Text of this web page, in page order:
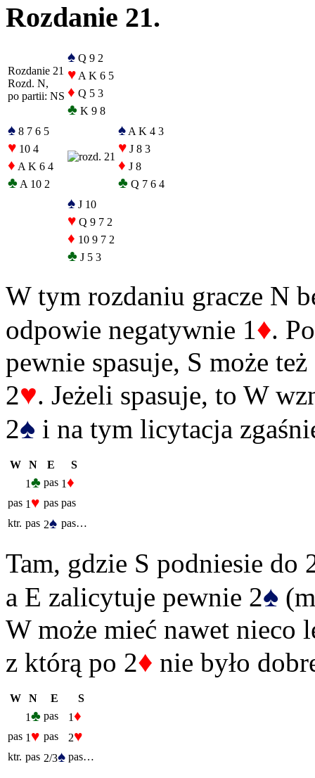
Rozdanie 21.
Rozdanie 21
Rozd. N,
po partii: NS
♠ Q 9 2
♥ A K 6 5
♦ Q 5 3
♣ K 9 8
♠ 8 7 6 5
♥ 10 4
♦ A K 6 4
♣ A 10 2
♠ A K 4 3
♥ J 8 3
♦ J 8
♣ Q 7 6 4
♠ J 10
♥ Q 9 7 2
♦ 10 9 7 2
♣ J 5 3
W tym rozdaniu gracze N
odpowie negatywnie 1♦.
pewnie spasuje, S może
2♥. Jeżeli spasuje, to W
2♠ i na tym licytacja
W N E
S
1♣ pas 1♦
pas 1 ♥ pas pas
ktr. pas 2♠ pas…
Tam, gdzie S podniesie do
a E zalicytuje pewnie 2♠
W może mieć nawet nieco
z którą po 2♦ nie było
W N E
S
1♣ pas 1♦
pas 1 ♥ pas 2♥
ktr. pas 2/3♠ pas…